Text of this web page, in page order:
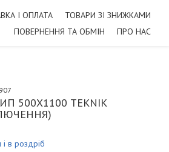
І ОПЛАТА
ТОВАРИ ЗІ ЗНИЖКАМИ
ПОВЕРНЕННЯ ТА ОБМІН
ПРО НАС
500Х1100 TEKNIK
в роздріб